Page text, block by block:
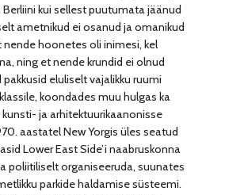
kui sellest puutumata jäänud
ametnikud ei osanud ja omanikud
nende hoonetes oli inimesi, kel
ning et nende krundid ei olnud
eluliselt vajalikku ruumi
koondades muu hulgas ka
ja arhitektuurikaanonisse
aastatel New Yorgis üles seatud
Lower East Side’i naabruskonna
poliitiliselt organiseeruda, suunates
parkide haldamise süsteemi.